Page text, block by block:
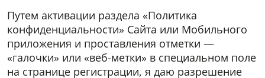
Путем активации раздела «Политика
конфиденциальности» Сайта или Мобильного
приложения и проставления отметки —
«галочки» или «веб-метки» в специальном поле
на странице регистрации, я даю разрешение